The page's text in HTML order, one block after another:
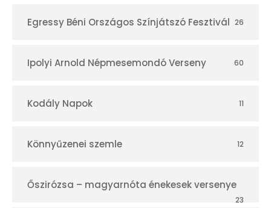
Egressy Béni Országos Színjátszó Fesztivál 26
Ipolyi Arnold Népmesemondó Verseny 60
Kodály Napok 11
Könnyűzenei szemle 12
Őszirózsa – magyarnóta énekesek versenye
23